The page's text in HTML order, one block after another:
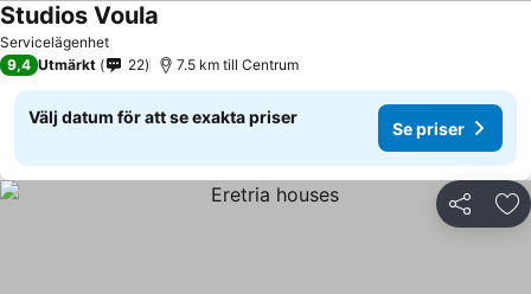
Servicelägenhet
Studios Voula
9,4 Utmärkt 22 7.5 km till Centrum
Välj datum för att se exakta priser
Se priser
Dela